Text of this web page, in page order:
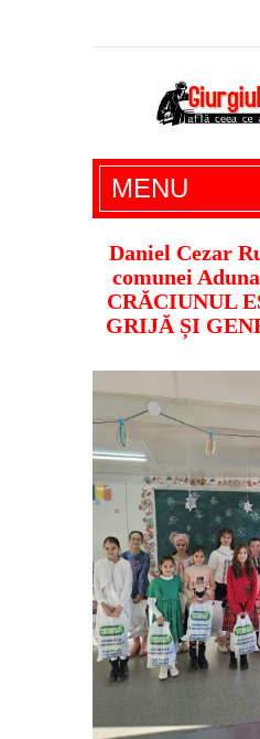
Giurgiu Pe
administratie
economic,
soc,
MENU
Daniel Cezar
comunei
CRĂCIUNUL
GRIJĂ ȘI